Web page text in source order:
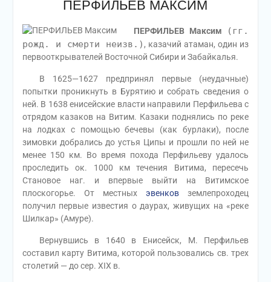
ПЕРФИЛЬЕВ МАКСИМ
ПЕРФИЛЬЕВ Максим
(гг.
рожд. и смерти неизв.) , казачий атаман, один из
первооткрывателей Восточной Сибири и Забайкалья.
В 1625—1627 предпринял первые (неудачные)
попытки проникнуть в Бурятию и собрать сведения о
ней. В 1638 енисейские власти направили Перфильева с
отрядом казаков на Витим. Казаки поднялись по реке
на лодках с помощью бечевы (как бурлаки), после
зимовки добрались до устья Ципы и прошли по ней не
менее 150 км. Во время похода Перфильеву удалось
проследить ок. 1000 км течения Витима, пересечь
Становое наг. и впервые выйти на Витимское
плоскогорье. От местныхэвенков землепроходец
получил первые известия о даурах, живущих на «реке
Шилкар» (Амуре).
Вернувшись в 1640 в Енисейск, М. Перфильев
составил карту Витима, которой пользовались св. трех
столетий — до сер. XIX в.